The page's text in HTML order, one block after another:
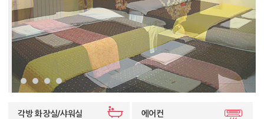
각방 화장실/샤워실 에어컨